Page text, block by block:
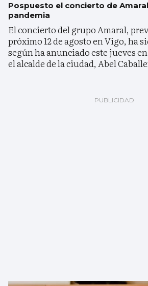
Pospuesto el concierto de
pandemia
El concierto del grupo Amaral,
próximo 12 de agosto en Vigo, ha
según ha anunciado este jueves
el alcalde de la ciudad, Abel